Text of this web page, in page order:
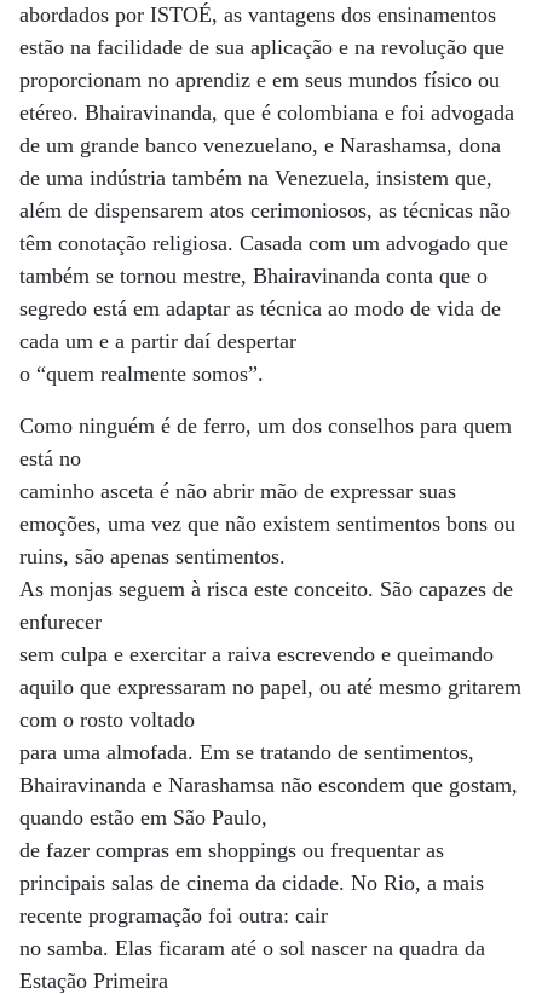
abordados por ISTOÉ, as vantagens dos ensinamentos
estão na facilidade de sua aplicação e na revolução que
proporcionam no aprendiz e em seus mundos físico ou
etéreo. Bhairavinanda, que é colombiana e foi advogada
de um grande banco venezuelano, e Narashamsa, dona
de uma indústria também na Venezuela, insistem que,
além de dispensarem atos cerimoniosos, as técnicas não
têm conotação religiosa. Casada com um advogado que
também se tornou mestre, Bhairavinanda conta que o
segredo está em adaptar as técnica ao modo de vida de
cada um e a partir daí despertar
o “quem realmente somos”.
Como ninguém é de ferro, um dos conselhos para quem
está no
caminho asceta é não abrir mão de expressar suas
emoções, uma vez que não existem sentimentos bons ou
ruins, são apenas sentimentos.
As monjas seguem à risca este conceito. São capazes de
enfurecer
sem culpa e exercitar a raiva escrevendo e queimando
aquilo que expressaram no papel, ou até mesmo gritarem
com o rosto voltado
para uma almofada. Em se tratando de sentimentos,
Bhairavinanda e Narashamsa não escondem que gostam,
quando estão em São Paulo,
de fazer compras em shoppings ou frequentar as
principais salas de cinema da cidade. No Rio, a mais
recente programação foi outra: cair
no samba. Elas ficaram até o sol nascer na quadra da
Estação Primeira